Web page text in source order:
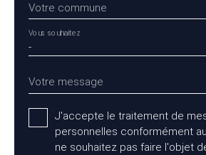
Votre commune
-
Vous souhaitez
Votre message
J'accepte le traitement de
personnelles conformément au
ne souhaitez pas faire l'objet